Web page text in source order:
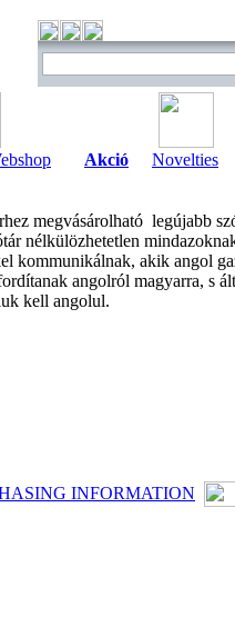
Akció Novelties
megvásárolható legújabb
nélkülözhetetlen
kommunikálnak, akik angol
angolról magyarra, s
kell angolul.
INFORMATION